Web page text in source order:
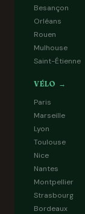
Besançon
Orléans
Rouen
Mulhouse
Saint-Étienne
VÉLO →
Paris
Marseille
Lyon
Toulouse
Nice
Nantes
Montpellier
Strasbourg
Bordeaux